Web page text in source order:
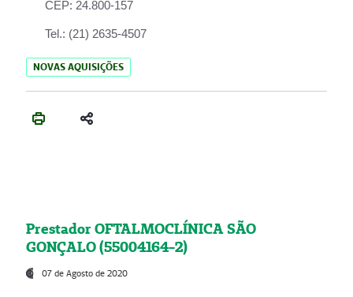
CEP: 24.800-157
Tel.: (21) 2635-4507
NOVAS AQUISIÇÕES
Prestador OFTALMOCLÍNICA SÃO
GONÇALO (55004164-2)
07 de Agosto de 2020